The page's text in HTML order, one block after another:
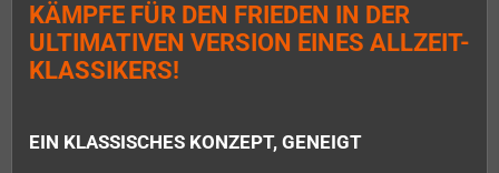
KÄMPFE FÜR DEN FRIEDEN IN DER
ULTIMATIVEN VERSION EINES ALLZEIT-
KLASSIKERS!
EIN KLASSISCHES KONZEPT, GENEIGT